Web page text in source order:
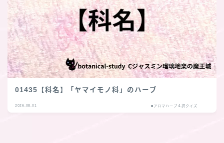
01435【科名】「ヤマイモノ科」のハーブ
2026.08.01 ■アロマハーブ４択クイズ